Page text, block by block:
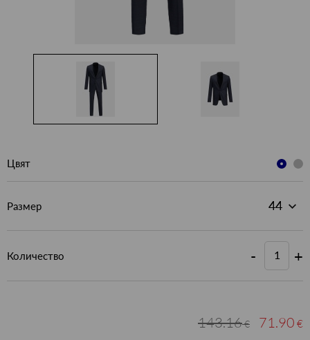
Цвят
Размер
Количество - +
143.16€ 71.90 €